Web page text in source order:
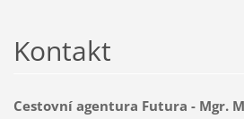
Kontakt
Cestovní agentura Futura - Mgr.